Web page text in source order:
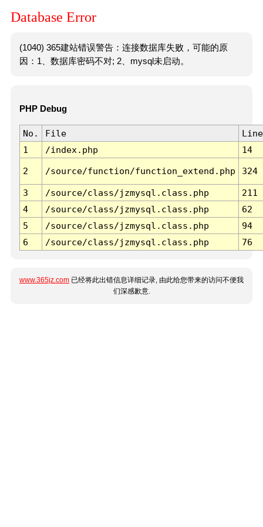
Database Error
(1040) 365建站错误警告：连接数据库失败，可能的原
因：1、数据库密码不对; 2、mysql未启动。
PHP Debug
No. File
Line
1
/index.php 14
2 /source/function/function_extend.php 324
3 /source/class/jzmysql.class.php
211
4
/source/class/jzmysql.class.php
62
5
/source/class/jzmysql.class.php
94
6
/source/class/jzmysql.class.php 76
www.365jz.com 已经将此出错信息详细记录, 由此给您带来的访问不便我
们深感歉意.